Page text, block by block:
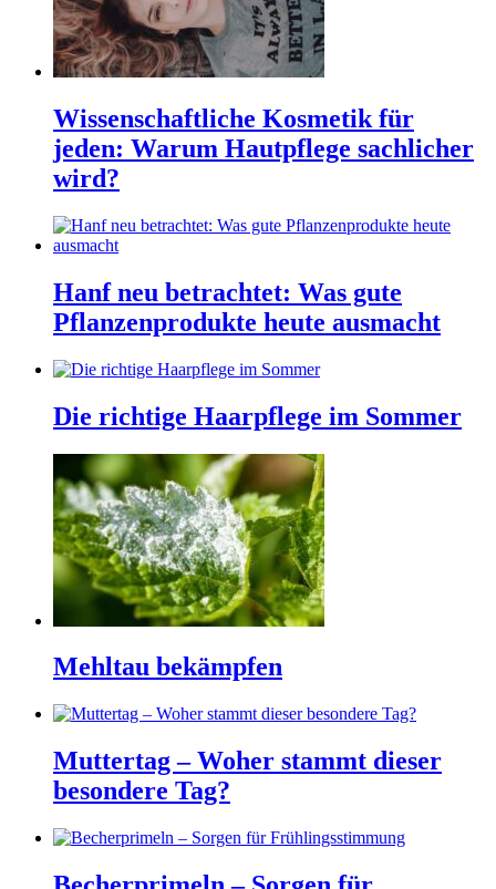
Wissenschaftliche Kosmetik für
jeden: Warum Hautpflege sachlicher
wird?
Hanf neu betrachtet: Was gute
Pflanzenprodukte heute ausmacht
Die richtige Haarpflege im Sommer
Mehltau bekämpfen
Muttertag – Woher stammt dieser
besondere Tag?